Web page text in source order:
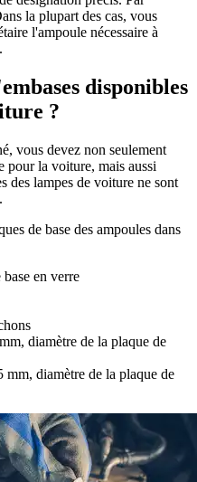
la plupart des cas, vous
l'ampoule nécessaire à
disponibles
?
vous devez non seulement
pour la voiture, mais aussi
des lampes de voiture ne sont
de base des ampoules dans
en verre
diamètre de la plaque de
mm, diamètre de la plaque de